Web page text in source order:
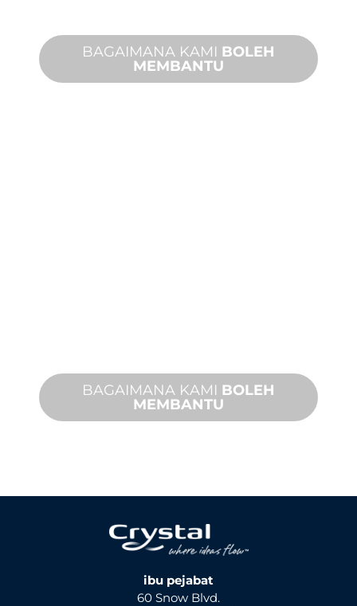
BAGAIMANA KAMI BOLEH
MEMBANTU
BAGAIMANA KAMI BOLEH
MEMBANTU
ibu pejabat
60 Snow Blvd.